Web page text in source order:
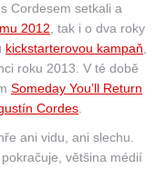
Cordesem setkali a
2012 , tak i o dva roky
kickstarterovou kampaň
roku 2013. V té době
Someday You’ll Return
Cordes
ani vidu, ani slechu.
většina médií